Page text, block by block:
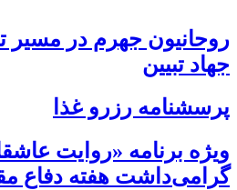
روحانیون جهرم در مسیر
جهاد تبیین
پرسشنامه رزرو غذا
ویژه برنامه «روایت
گرامی‌داشت هفته دفاع